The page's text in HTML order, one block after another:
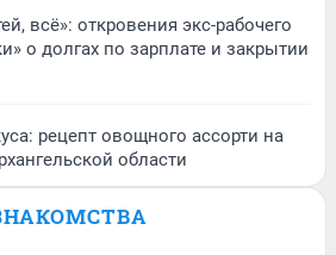
всё»: откровения экс-рабочего
о долгах по зарплате и закрытии
рецепт овощного ассорти на
области